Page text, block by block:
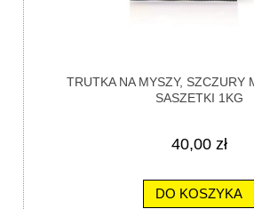
TRUTKA NA MYSZY, SZCZURY
SASZETKI 1KG
40,00 zł
DO KOSZYKA